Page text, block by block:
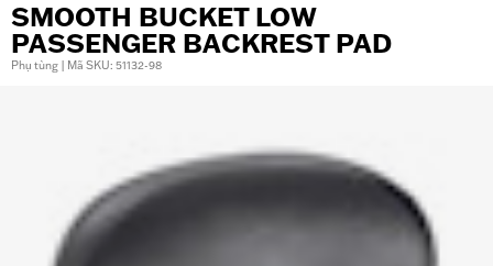
SMOOTH BUCKET LOW
PASSENGER BACKREST PAD
Phụ tùng | Mã SKU: 51132-98